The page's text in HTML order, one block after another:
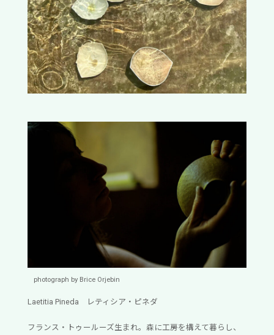
photograph by Brice Orjebin
Laetitia Pineda レティシア・ピネダ
フランス・トゥールーズ生まれ。森に工房を構えて暮らし、